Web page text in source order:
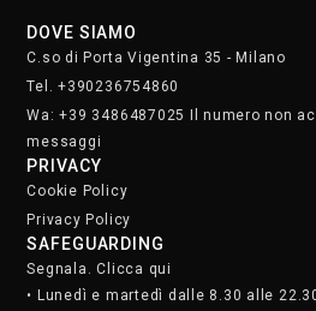
DOVE SIAMO
C.so di Porta Vigentina 35 - Milano
Tel. +390236754860
Wa: +39 3486487025 Il numero non
messaggi
PRIVACY
Cookie Policy
Privacy Policy
SAFEGUARDING
Segnala. Clicca qui
• Lunedì e martedì dalle 8.30 alle